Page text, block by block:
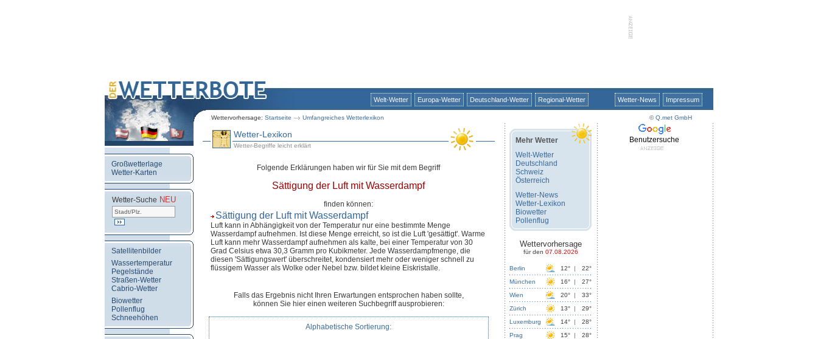
Welt-Wetter Europa-Wetter Deutschland-Wetter Regional-Wetter
Wettervorhersage: Startseite Umfangreiches Wetterlexikon
Wetter-News Impressum
©Q.met GmbH
Großwetterlage
Wetter-Karten
Wetter-Suche NEU
Satellitenbilder
Wassertemperatur
Pegelstände
Straßen-Wetter
Cabrio-Wetter
Biowetter
Pollenflug
Schneehöhen
Wetter-Lexikon
Wetter-Begriffe leicht erklärt
Folgende Erklärungen haben wir für Sie mit dem Begriff
Sättigung der Luft mit Wasserdampf
finden können:
Sättigung der Luft mit Wasserdampf
Luft kann in Abhängigkeit von der Temperatur nur eine bestimmte Menge
Wasserdampf aufnehmen. Ist diese Menge erreicht, so ist die Luft 'gesättigt'. Warme
Luft kann mehr Wasserdampf aufnehmen als kalte, bei einer Temperatur von 30
Grad Celsius etwa 30,3 Gramm pro Kubikmeter. Jede Wasserdampfmenge, die
diesen 'Sättigungswert' überschreitet, kondensiert mehr oder weniger schnell zu
flüssigem Wasser als Wolke oder Nebel bzw. bildet kleine Eiskristalle.
Falls das Ergebnis nicht Ihren Erwartungen entsprochen haben sollte,
können Sie hier einen weiteren Suchbegriff ausprobieren:
Alphabetische Sortierung:
Mehr Wetter
Welt-Wetter
Deutschland
Schweiz
Österreich
Wetter-News
Wetter-Lexikon
Biowetter
Pollenflug
Wettervorhersage
für den 07.08.2026
Berlin 12° |
22°
München
16° |
27°
Wien
20° |
33°
Zürich
13° |
29°
Luxemburg
14° |
28°
Prag
15° |
28°
Benutzersuche